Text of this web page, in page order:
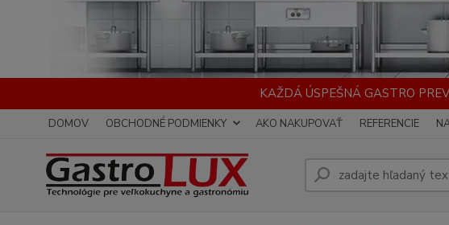
KAŽDÁ ÚSPEŠNÁ GASTRO
DOMOV OBCHODNÉ PODMIENKY AKO NAKUPOVAŤ REFERENCIE